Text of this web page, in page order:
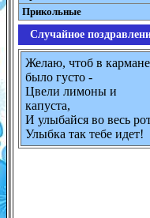
Прикольные
Случайное
Желаю, чтоб в кармане
было густо -
Цвели лимоны и
капуста,
И улыбайся во весь
Улыбка так тебе идет!